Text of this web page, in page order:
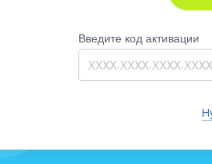
Введите код активации